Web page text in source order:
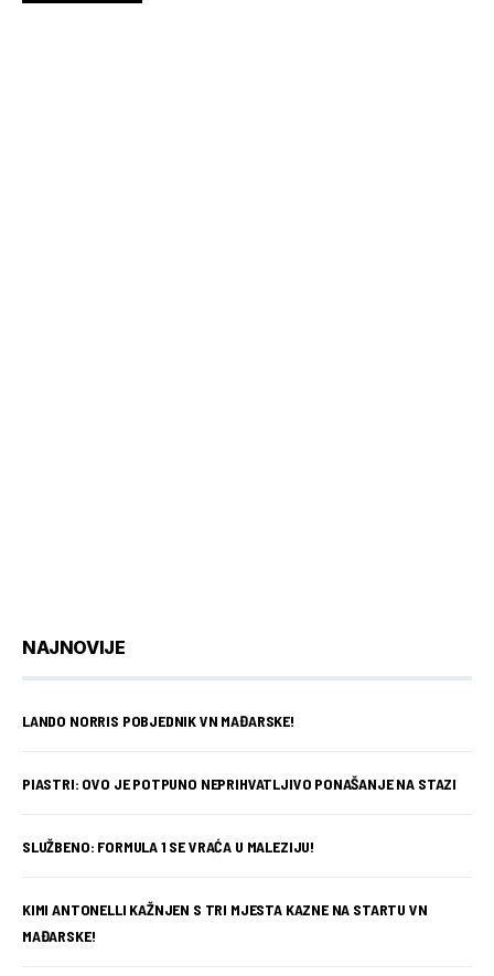
NAJNOVIJE
LANDO NORRIS POBJEDNIK VN MAĐARSKE!
PIASTRI: OVO JE POTPUNO NEPRIHVATLJIVO PONAŠANJE NA STAZI
SLUŽBENO: FORMULA 1 SE VRAĆA U MALEZIJU!
KIMI ANTONELLI KAŽNJEN S TRI MJESTA KAZNE NA STARTU VN
MAĐARSKE!